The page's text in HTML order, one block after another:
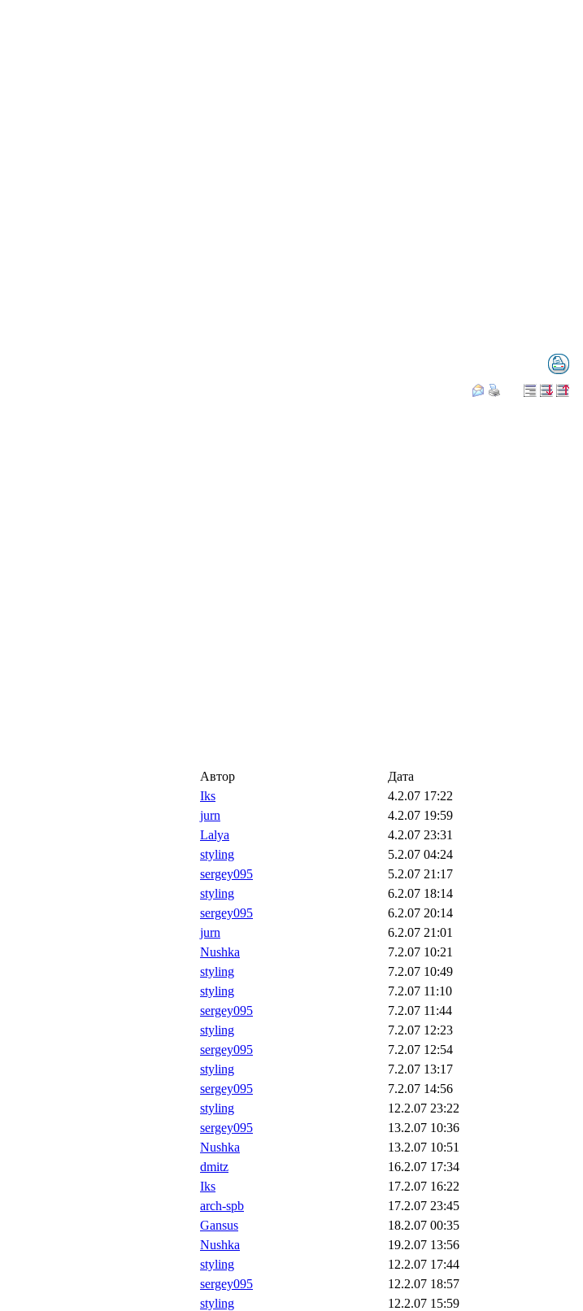
Автор
Дата
Iks
4.2.07 17:22
jurn
4.2.07 19:59
Lalya
4.2.07 23:31
styling
5.2.07 04:24
sergey095
5.2.07 21:17
styling
6.2.07 18:14
sergey095
6.2.07 20:14
jurn
6.2.07 21:01
Nushka
7.2.07 10:21
styling
7.2.07 10:49
styling
7.2.07 11:10
sergey095
7.2.07 11:44
styling
7.2.07 12:23
sergey095
7.2.07 12:54
styling
7.2.07 13:17
sergey095
7.2.07 14:56
styling
12.2.07 23:22
sergey095
13.2.07 10:36
Nushka
13.2.07 10:51
dmitz
16.2.07 17:34
Iks
17.2.07 16:22
arch-spb
17.2.07 23:45
Gansus
18.2.07 00:35
Nushka
19.2.07 13:56
styling
12.2.07 17:44
sergey095
12.2.07 18:57
styling
12.2.07 15:59